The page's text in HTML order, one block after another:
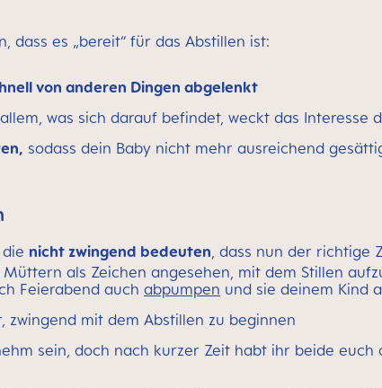
dass es „bereit“ für das Abstillen ist:
von anderen Dingen abgelenkt
was sich darauf befindet, weckt das Interesse
sodass dein Baby nicht mehr ausreichend
nicht zwingend bedeuten, dass nun der richtige
als Zeichen angesehen, mit dem Stillen
Feierabend auch abpumpen und sie deinem Kind
zwingend mit dem Abstillen zu beginnen
sein, doch nach kurzer Zeit habt ihr beide